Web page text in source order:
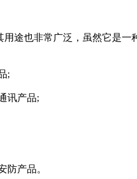
也非常广泛，虽然它是一
;
讯产品;
产品。